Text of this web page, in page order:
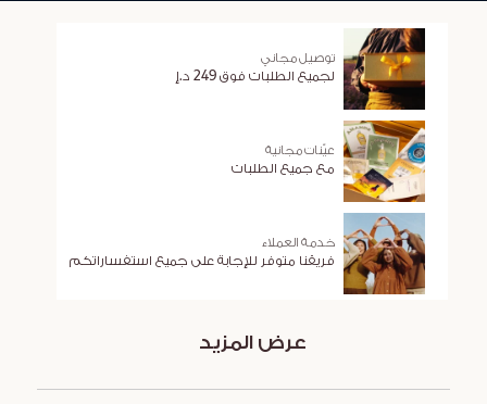
توصيل مجاني
لجميع الطلبات فوق 249 د.إ
عيّنات مجانية
مع جميع الطلبات
خدمة العملاء
فريقنا متوفر للإجابة على جميع استفساراتكم
عرض المزيد